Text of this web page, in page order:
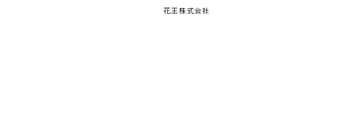
花王株式会社